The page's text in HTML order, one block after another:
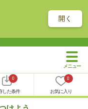
開く
0
した条件
0
お気に入り